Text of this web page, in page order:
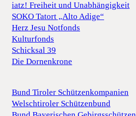
iatz! Freiheit und Unabhängigkeit
SOKO Tatort „Alto Adige“
Herz Jesu Notfonds
Kulturfonds
Schicksal 39
Die Dornenkrone
Bund Tiroler Schützenkompanien
Welschtiroler Schützenbund